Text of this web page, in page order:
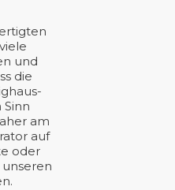
und
die
am
auf
oder